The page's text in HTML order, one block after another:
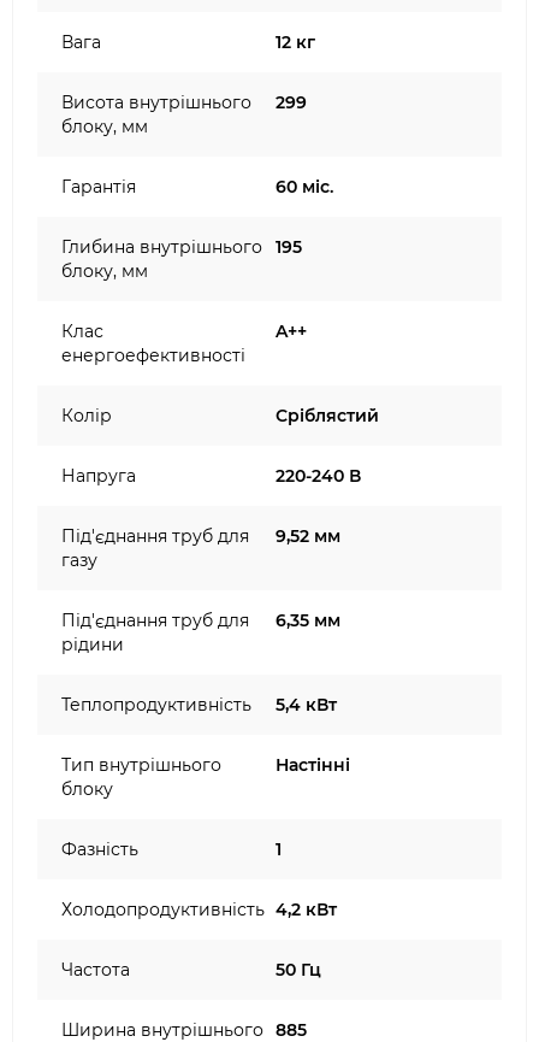
Вага 12 кг
Висота внутрішнього
блоку, мм
299
Гарантія 60 міс.
Глибина внутрішнього
блоку, мм
195
Клас
енергоефективності
A++
Колір Сріблястий
Напруга 220-240 В
Під'єднання труб для
газу
9,52 мм
Під'єднання труб для
рідини
6,35 мм
Теплопродуктивність 5,4 кВт
Тип внутрішнього
блоку
Настінні
Фазність 1
Холодопродуктивність 4,2 кВт
Частота 50 Гц
Ширина внутрішнього 885